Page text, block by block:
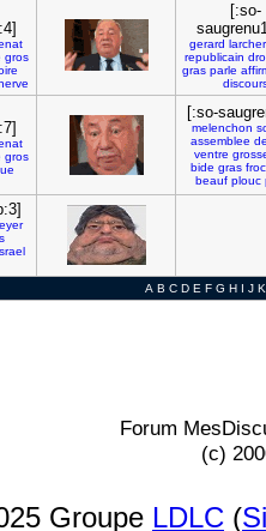
gros
[:so-
gerard larcher
republicain
gras parle
gros
[:so-
melenchon
assemblee
ventre
bide gras froc
beauf plouc
A B C D E F G H I J K
Forum
(c)
Groupe LDLC (